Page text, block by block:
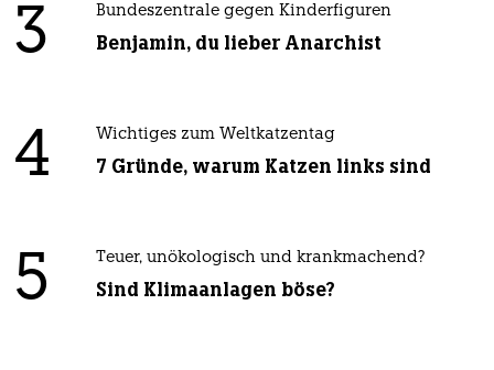
3 Bundeszentrale gegen Kinderfiguren
Benjamin, du lieber Anarchist
4 Wichtiges zum Weltkatzentag
7 Gründe, warum Katzen links sind
5 Teuer, unökologisch und krankmachend?
Sind Klimaanlagen böse?